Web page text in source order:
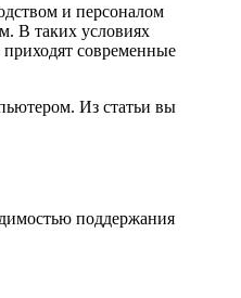
и персоналом
В таких условиях
приходят современные
Из статьи вы
поддержания